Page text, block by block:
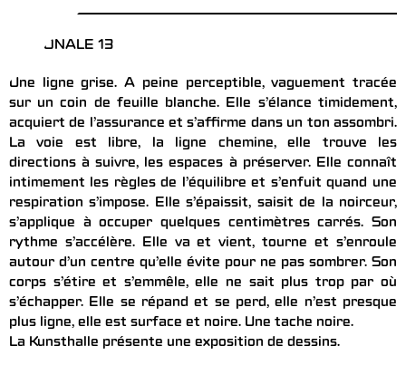
REGIONALE 13
Une ligne grise. A peine perceptible, vaguement tracée
sur un coin de feuille blanche. Elle s’élance timidement,
acquiert de l’assurance et s’affirme dans un ton assombri.
La voie est libre, la ligne chemine, elle trouve les
directions à suivre, les espaces à préserver. Elle connaît
intimement les règles de l’équilibre et s’enfuit quand une
respiration s’impose. Elle s’épaissit, saisit de la noirceur,
s’applique à occuper quelques centimètres carrés. Son
rythme s’accélère. Elle va et vient, tourne et s’enroule
autour d’un centre qu’elle évite pour ne pas sombrer. Son
corps s’étire et s’emmêle, elle ne sait plus trop par où
s’échapper. Elle se répand et se perd, elle n’est presque
plus ligne, elle est surface et noire. Une tache noire.
La Kunsthalle présente une exposition de dessins.